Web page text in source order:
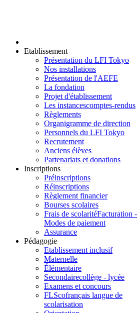
Etablissement
Présentation du LFI Tokyo
Nos installations
Présentation de l'AEFE
La fondation
Projet d'établissement
Les instancescomptes-rendus
Règlements
Organigramme de direction
Personnels du LFI Tokyo
Recrutement
Anciens élèves
Partenariats et donations
Inscriptions
Préinscriptions
Réinscriptions
Règlement financier
Bourses scolaires
Frais de scolaritéFacturation -
Modes de paiement
Assurance
Pédagogie
Etablissement inclusif
Maternelle
Élémentaire
Secondairecollège - lycée
Examens et concours
FLScofrançais langue de
scolarisation